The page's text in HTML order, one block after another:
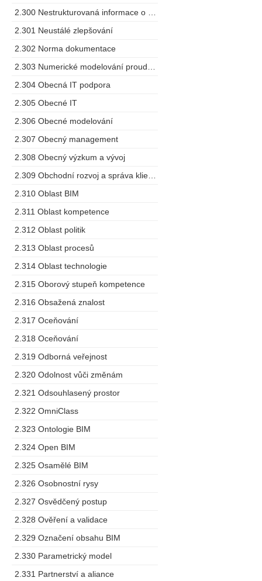
2.301 Neustálé zlepšování
2.302 Norma dokumentace
2.304 Obecná IT podpora
2.305 Obecné IT
2.306 Obecné modelování
2.307 Obecný management
2.308 Obecný výzkum a vývoj
2.310 Oblast BIM
2.311 Oblast kompetence
2.312 Oblast politik
2.313 Oblast procesů
2.314 Oblast technologie
2.315 Oborový stupeň kompetence
2.316 Obsažená znalost
2.317 Oceňování
2.318 Oceňování
2.319 Odborná veřejnost
2.320 Odolnost vůči změnám
2.321 Odsouhlasený prostor
2.322 OmniClass
2.323 Ontologie BIM
2.324 Open BIM
2.325 Osamělé BIM
2.326 Osobnostní rysy
2.327 Osvědčený postup
2.328 Ověření a validace
2.329 Označení obsahu BIM
2.330 Parametrický model
2.331 Partnerství a aliance